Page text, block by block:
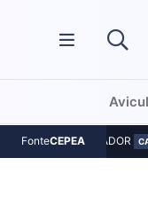
FonteCEPEA
MILHO - INDICADOR